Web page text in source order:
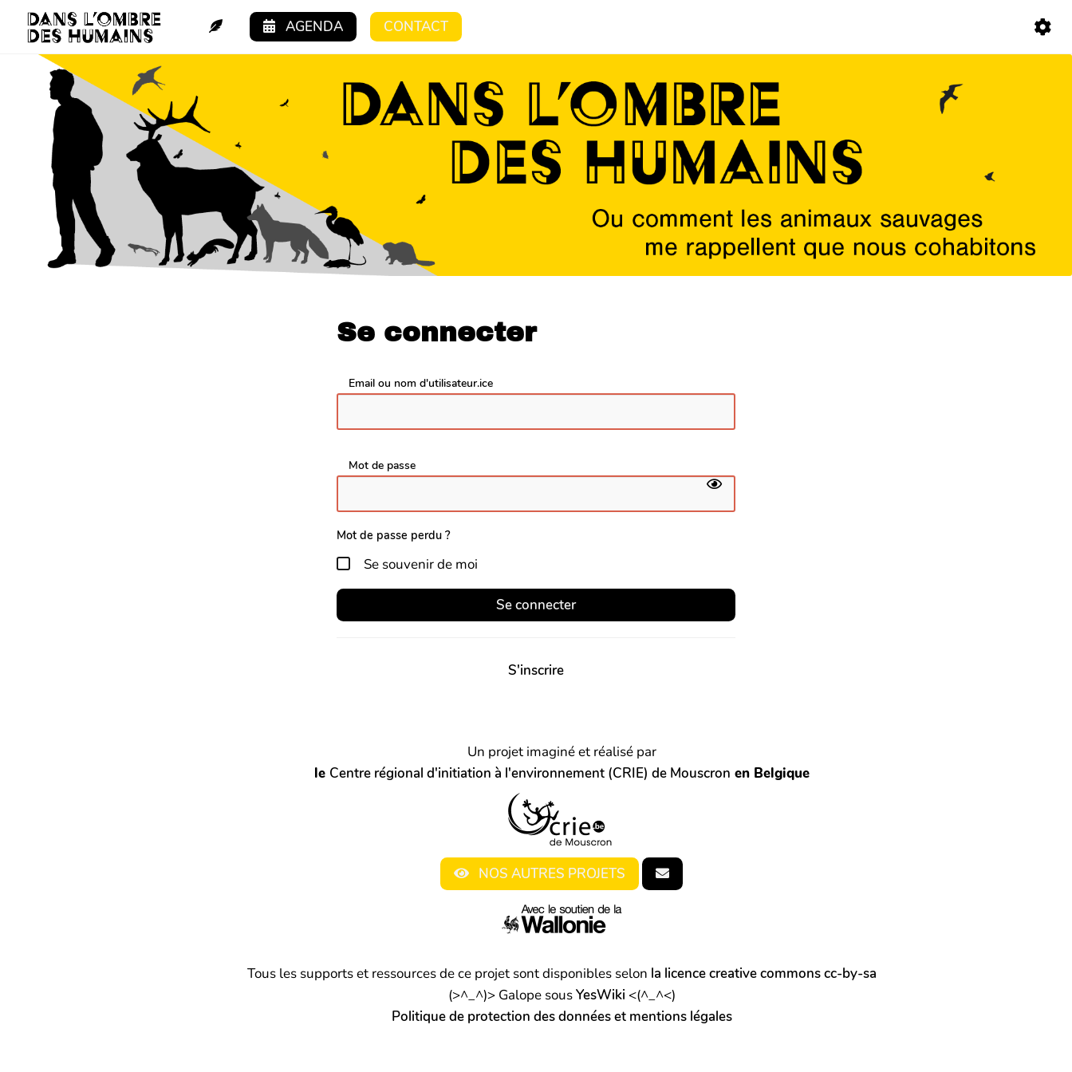
Aller au contenu principal AGENDA CONTACT
Se connecter
Email ou nom d'utilisateur.ice
Mot de passe
Mot de passe perdu ?
Se souvenir de moi
Se connecter
S'inscrire
Un projet imaginé et réalisé par
le Centre régional d'initiation à l'environnement (CRIE) de Mouscron en Belgique
NOS AUTRES PROJETS
Tous les supports et ressources de ce projet sont disponibles selon la licence creative commons cc-by-sa
(>^_^)> Galope sousYesWiki <(^_^<)
Politique de protection des données et mentions légales